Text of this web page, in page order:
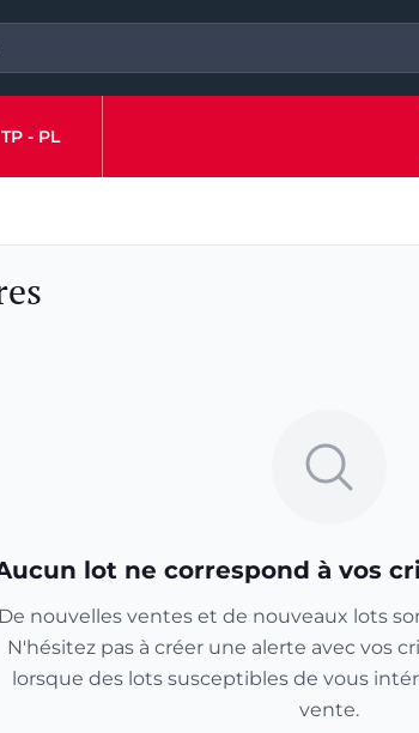
TP - PL
lot ne correspond à vos
De nouvelles ventes et de nouveaux lots
N'hésitez pas à créer une alerte avec vos
lorsque des lots susceptibles de vous
vente.